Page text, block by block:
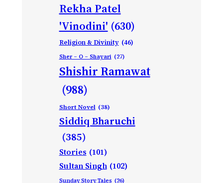
Rekha Patel
'Vinodini' (630)
Religion & Divinity (46)
Sher – O – Shayari (27)
Shishir Ramawat
(988)
Short Novel (38)
Siddiq Bharuchi
(385)
Stories (101)
Sultan Singh (102)
Sunday Story Tales (26)